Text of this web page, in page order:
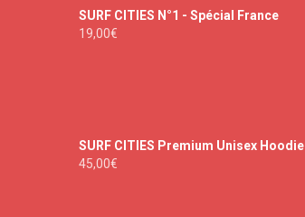
SURF CITIES N°1 - Spécial France
19,00€
SURF CITIES Premium Unisex Hoodie
45,00€